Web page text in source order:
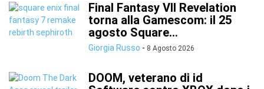
Final Fantasy VII Revelation
torna alla Gamescom: il 25
agosto Square...
Giorgia Russo - 8 Agosto 2026
DOOM, veterano di id